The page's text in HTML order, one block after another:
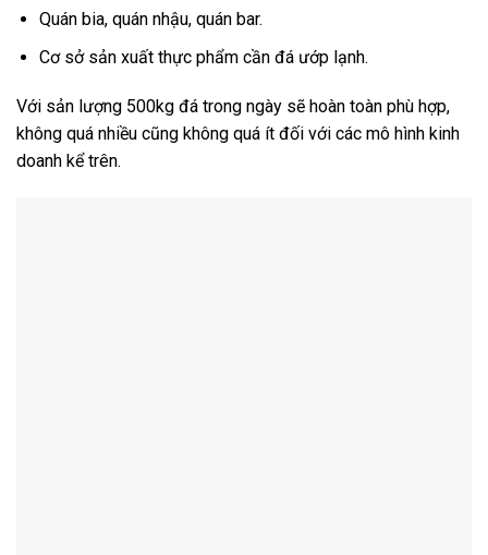
Quán bia, quán nhậu, quán bar.
Cơ sở sản xuất thực phẩm cần đá ướp lạnh.
Với sản lượng 500kg đá trong ngày sẽ hoàn toàn phù hợp,
không quá nhiều cũng không quá ít đối với các mô hình kinh
doanh kể trên.